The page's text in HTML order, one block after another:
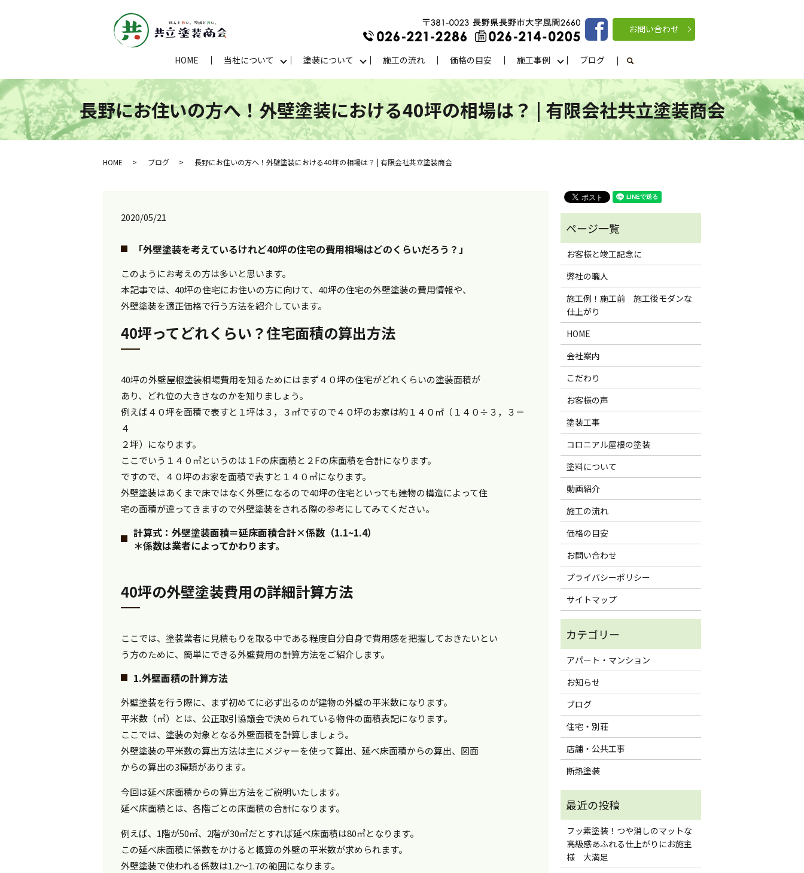
お問い合わせ
HOME 当社について 塗装について 施工の流れ 価格の目安 施工事例 ブログ search
長野にお住いの方へ！外壁塗装における40坪の相場は？ | 有限会社共立塗装商会
HOME ブログ 長野にお住いの方へ！外壁塗装における40坪の相場は？ | 有限会社共立塗装商会
2020/05/21
「外壁塗装を考えているけれど40坪の住宅の費用相場はどのくらいだろう？」
このようにお考えの方は多いと思います。
本記事では、40坪の住宅にお住いの方に向けて、40坪の住宅の外壁塗装の費用情報や、
外壁塗装を適正価格で行う方法を紹介しています。
40坪ってどれくらい？住宅面積の算出方法
40坪の外壁屋根塗装相場費用を知るためにはまず４０坪の住宅がどれくらいの塗装面積が
あり、どれ位の大きさなのかを知りましょう。
例えば４０坪を面積で表すと１坪は３，３㎡ですので４０坪のお家は約１４０㎡（１４０÷３，３＝
４
２坪）になります。
ここでいう１４０㎡というのは１Fの床面積と２Fの床面積を合計になります。
ですので、４０坪のお家を面積で表すと１４０㎡になります。
外壁塗装はあくまで床ではなく外壁になるので40坪の住宅といっても建物の構造によって住
宅の面積が違ってきますので外壁塗装をされる際の参考にしてみてください。
計算式：外壁塗装面積＝延床面積合計×係数（1.1~1.4）
＊係数は業者によってかわります。
40坪の外壁塗装費用の詳細計算方法
ここでは、塗装業者に見積もりを取る中である程度自分自身で費用感を把握しておきたいとい
う方のために、簡単にできる外壁費用の計算方法をご紹介します。
1.外壁面積の計算方法
外壁塗装を行う際に、まず初めてに必ず出るのが建物の外壁の平米数になります。
平米数（㎡）とは、公正取引協議会で決められている物件の面積表記になります。
ここでは、塗装の対象となる外壁面積を計算しましょう。
外壁塗装の平米数の算出方法は主にメジャーを使って算出、延べ床面積からの算出、図面
からの算出の3種類があります。
今回は延べ床面積からの算出方法をご説明いたします。
延べ床面積とは、各階ごとの床面積の合計になります。
例えば、1階が50㎡、2階が30㎡だとすれば延べ床面積は80㎡となります。
この延べ床面積に係数をかけると概算の外壁の平米数が求められます。
外壁塗装で使われる係数は1.2～1.7の範囲になります。
お客様と竣工記念に
弊社の職人
施工例！施工前 施工後モダンな
仕上がり
HOME
会社案内
こだわり
お客様の声
塗装工事
コロニアル屋根の塗装
塗料について
動画紹介
施工の流れ
価格の目安
お問い合わせ
プライバシーポリシー
サイトマップ
アパート・マンション
お知らせ
ブログ
住宅・別荘
店舗・公共工事
断熱塗装
フッ素塗装！つや消しのマットな
高級感あふれる仕上がりにお施主
様 大満足